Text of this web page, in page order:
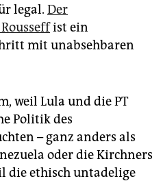
legal. Der
ist ein
mit unabsehbaren
weil Lula und die PT
Politik des
– ganz anders als
oder die Kirchners
die ethisch untadelige